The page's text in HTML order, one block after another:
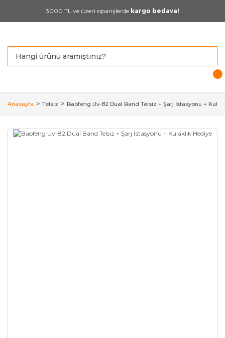
3000 TL ve üzeri siparişlerde kargo bedava!
Anasayfa Telsiz Baofeng Uv-82 Dual Band Telsiz + Şarj İstasyonu +